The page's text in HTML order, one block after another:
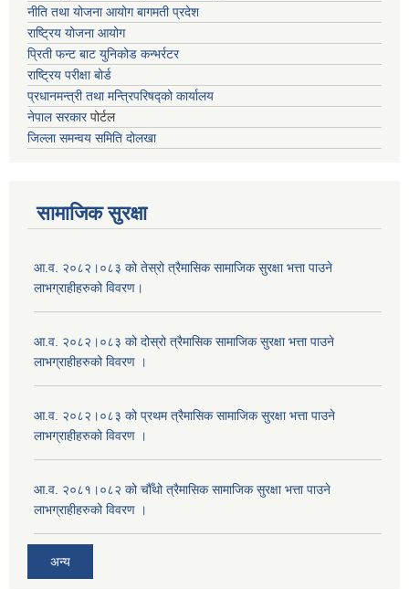
नीति तथा योजना आयोग बागमती प्रदेश
राष्ट्रिय योजना आयोग
प्रिती फन्ट बाट युनिकोड कन्भर्रटर
राष्ट्रिय परीक्षा बोर्ड
प्रधानमन्त्री तथा मन्त्रिपरिषद्को कार्यालय
नेपाल सरकारपोर्टल
जिल्ला समन्वय समिति दोलखा
सामाजिक सुरक्षा
आ.व. २०८२।०८३ को तेस्रो त्रैमासिक सामाजिक सुरक्षा भत्ता पाउने
लाभग्राहीहरुको विवरण।
आ.व. २०८२।०८३ को दोस्रो त्रैमासिक सामाजिक सुरक्षा भत्ता पाउने
लाभग्राहीहरुको विवरण ।
आ.व. २०८२।०८३ को प्रथम त्रैमासिक सामाजिक सुरक्षा भत्ता पाउने
लाभग्राहीहरुको विवरण ।
आ.व. २०८१।०८२ को चौँथो त्रैमासिक सामाजिक सुरक्षा भत्ता पाउने
लाभग्राहीहरुको विवरण ।
अन्य